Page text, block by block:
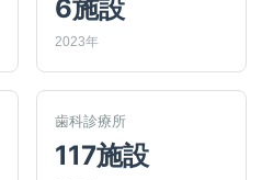
6施設
2023年
歯科診療所
117施設